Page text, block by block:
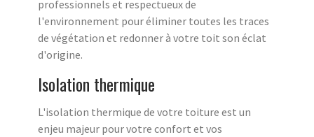
professionnels et respectueux de
l'environnement pour éliminer toutes les traces
de végétation et redonner à votre toit son éclat
d'origine.
Isolation thermique
L'isolation thermique de votre toiture est un
enjeu majeur pour votre confort et vos